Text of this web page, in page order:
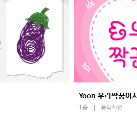
Yoon 우리짝꿍이지
1종 윤디자인